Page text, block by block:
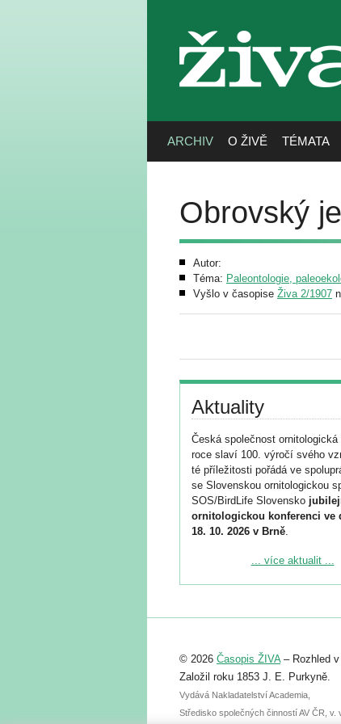
živa
ARCHIV O ŽIVĚ TÉMATA
Obrovský
Autor:
Téma: Paleontologie,
Vyšlo v časopise Živa 2/1907
Aktuality
Česká společnost
roce slaví 100. výročí svého
té příležitosti pořádá ve
se Slovenskou ornitologickou
SOS/BirdLife Slovensko
ornitologickou konferenci ve
18. 10. 2026 v Brně.
Podrobnější informace ke
Registrovat se můžete do 6.
abstraktu přihlášené přednášky
posteru je už 30. června.
... více aktualit ...
© 2026 Časopis ŽIVA– Rozhled v
Založil roku 1853 J. E. Purkyně.
Vydává Nakladatelství Academia,
Středisko společných činností AV ČR, v.